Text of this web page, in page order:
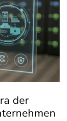
der